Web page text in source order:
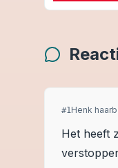
#1Henk
Het heeft